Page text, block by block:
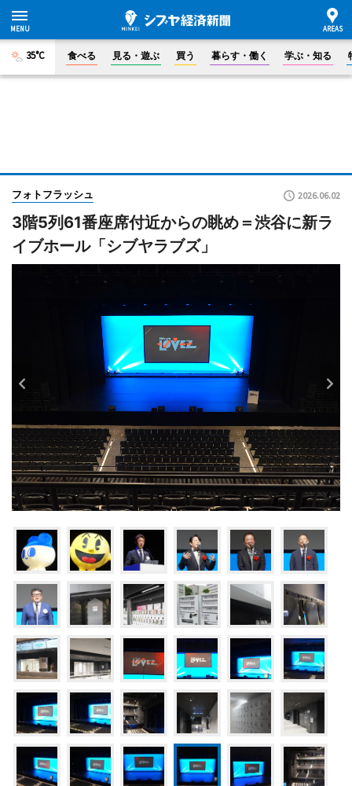
35°C 食べる 見る・遊ぶ 買う 暮らす・働く 学ぶ・知る
フォトフラッシュ 2026.06.02
3階5列61番座席付近からの眺め＝渋谷に新ラ
イブホール「シブヤラブズ」